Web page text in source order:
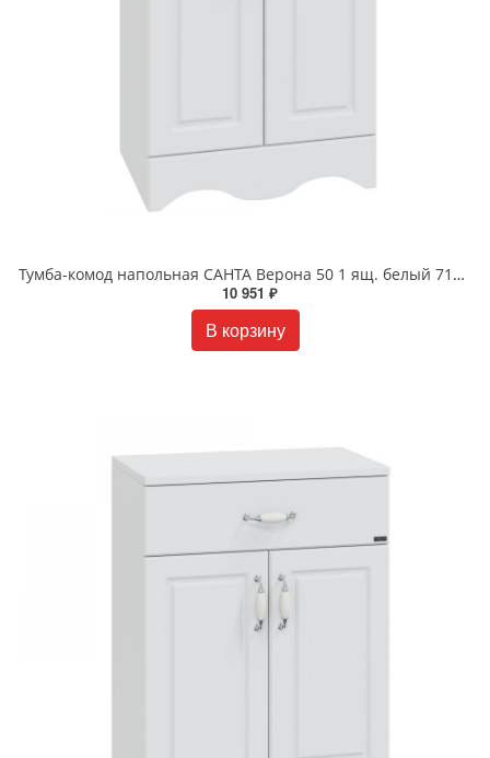
Тумба-комод напольная САНТА Верона 50 1 ящ. белый 710012
10 951 ₽
В корзину